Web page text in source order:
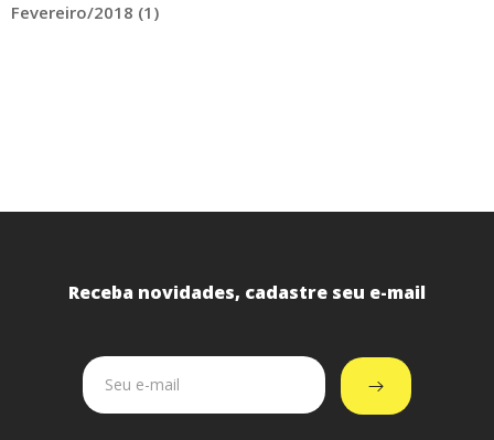
Fevereiro/2018 (1)
Receba novidades, cadastre seu e-mail